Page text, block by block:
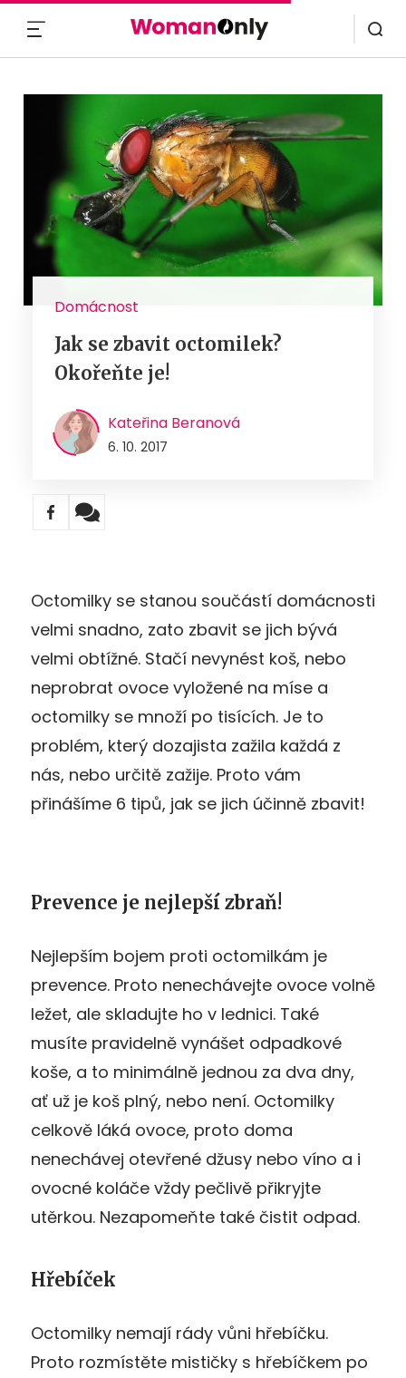
Domácnost
Jak se zbavit octomilek?
Okořeňte je!
Kateřina Beranová
6. 10. 2017
Octomilky se stanou součástí domácnosti
velmi snadno, zato zbavit se jich bývá
velmi obtížné. Stačí nevynést koš, nebo
neprobrat ovoce vyložené na míse a
octomilky se množí po tisících. Je to
problém, který dozajista zažila každá z
nás, nebo určitě zažije. Proto vám
přinášíme 6 tipů, jak se jich účinně zbavit!
Prevence je nejlepší zbraň!
Nejlepším bojem proti octomilkám je
prevence. Proto nenechávejte ovoce volně
ležet, ale skladujte ho v lednici. Také
musíte pravidelně vynášet odpadkové
koše, a to minimálně jednou za dva dny,
ať už je koš plný, nebo není. Octomilky
celkově láká ovoce, proto doma
nenechávej otevřené džusy nebo víno a i
ovocné koláče vždy pečlivě přikryjte
utěrkou. Nezapomeňte také čistit odpad.
Hřebíček
Octomilky nemají rády vůni hřebíčku.
Proto rozmístěte mističky s hřebíčkem po